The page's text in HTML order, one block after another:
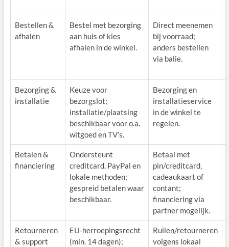
Bestellen &
afhalen
Bestel met bezorging
aan huis of kies
afhalen in de winkel.
Direct meenemen
bij voorraad;
anders bestellen
via balie.
Bezorging &
installatie
Keuze voor
bezorgslot;
installatie/plaatsing
beschikbaar voor o.a.
witgoed en TV’s.
Bezorging en
installatieservice
in de winkel te
regelen.
Betalen &
financiering
Ondersteunt
creditcard, PayPal en
lokale methoden;
gespreid betalen waar
beschikbaar.
Betaal met
pin/creditcard,
cadeaukaart of
contant;
financiering via
partner mogelijk.
Retourneren
& support
EU-herroepingsrecht
(min. 14 dagen);
Ruilen/retourneren
volgens lokaal